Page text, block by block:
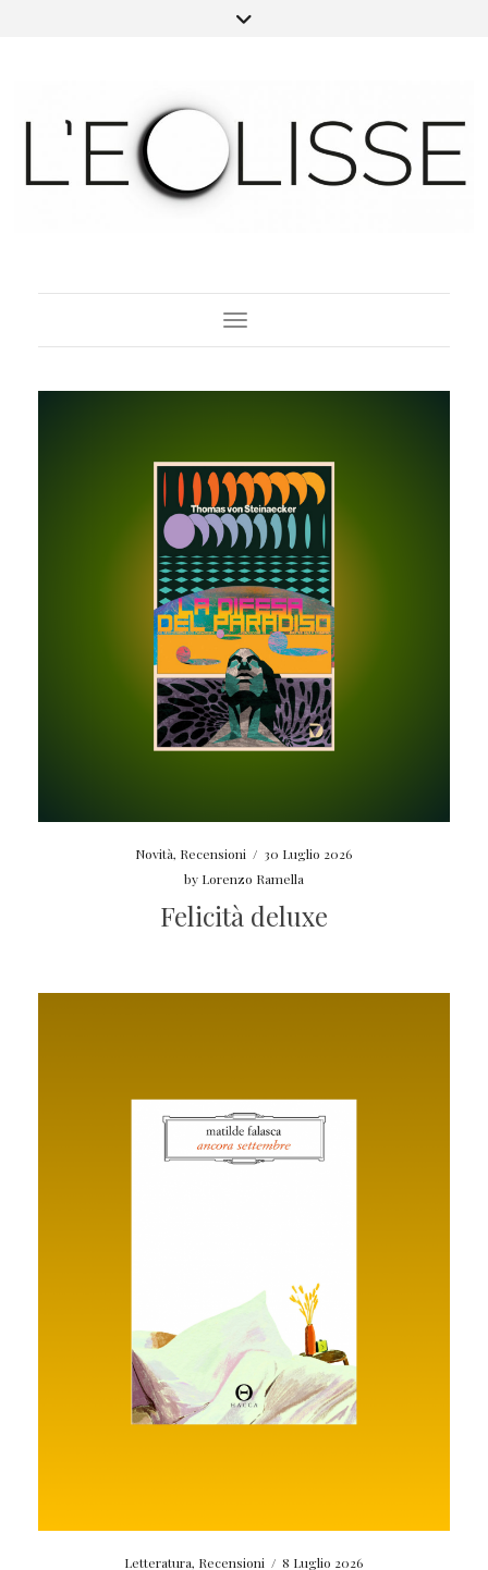
Toggle Navigation
Novità, Recensioni / 30 Luglio 2026
by Lorenzo Ramella
Felicità deluxe
Letteratura, Recensioni / 8 Luglio 2026